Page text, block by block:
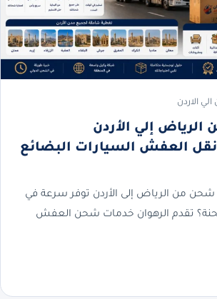
الاردن
إلي الأردن
| نقل العفش السيارات البضائع
من الرياض إلى الأردن توفر سرعة في
تقدم الرهوان خدمات شحن العفش